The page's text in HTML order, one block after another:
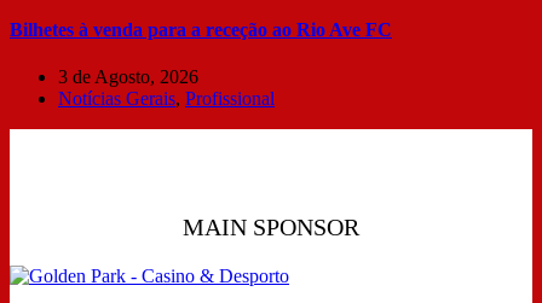
Bilhetes à venda para a receção ao Rio Ave FC
3 de Agosto, 2026
Notícias Gerais, Profissional
MAIN SPONSOR